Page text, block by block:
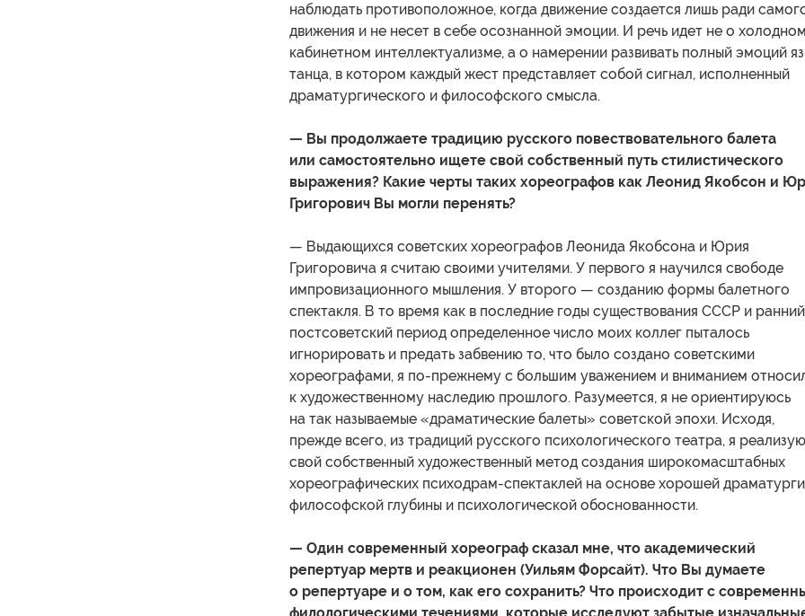
наблюдать противоположное, когда движение создается лишь ради
движения и не несет в себе осознанной эмоции. И речь идет не о холодном
кабинетном интеллектуализме, а о намерении развивать полный эмоций
танца, в котором каждый жест представляет собой сигнал, исполненный
драматургического и философского смысла.
— Вы продолжаете традицию русского повествовательного балета
или самостоятельно ищете свой собственный путь стилистического
выражения? Какие черты таких хореографов как Леонид Якобсон и
Григорович Вы могли перенять?
— Выдающихся советских хореографов Леонида Якобсона и Юрия
Григоровича я считаю своими учителями. У первого я научился свободе
импровизационного мышления. У второго — созданию формы балетного
спектакля. В то время как в последние годы существования СССР и ранний
постсоветский период определенное число моих коллег пыталось
игнорировать и предать забвению то, что было создано советскими
хореографами, я по-прежнему с большим уважением и вниманием
к художественному наследию прошлого. Разумеется, я не ориентируюсь
на так называемые «драматические балеты» советской эпохи. Исходя,
прежде всего, из традиций русского психологического театра, я реализую
свой собственный художественный метод создания широкомасштабных
хореографических психодрам-спектаклей на основе хорошей
философской глубины и психологической обоснованности.
— Один современный хореограф сказал мне, что академический
репертуар мертв и реакционен (Уильям Форсайт). Что Вы думаете
о репертуаре и о том, как его сохранить? Что происходит с